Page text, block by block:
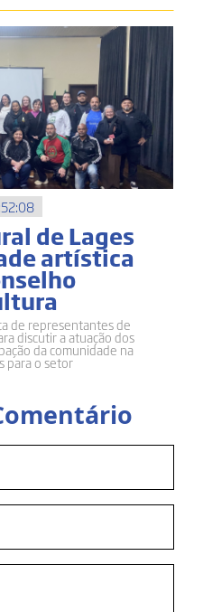
de Lages
artística
de representantes de
discutir a atuação dos
da comunidade na
para o setor